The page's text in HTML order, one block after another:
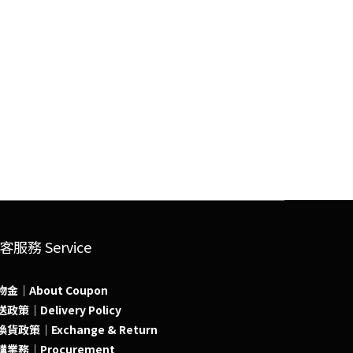
服務 Service
金｜About Coupon
政策｜Delivery Policy
貨政策｜Exchange & Return
業務｜Procurement